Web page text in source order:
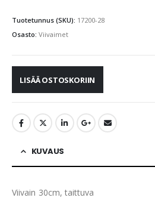
Tuotetunnus (SKU): 17200-28
Osasto: Viivaimet
LISÄÄ OSTOSKORIIN
KUVAUS
Viivain 30cm, taittuva